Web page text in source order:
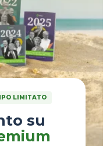
LIMITATO
su